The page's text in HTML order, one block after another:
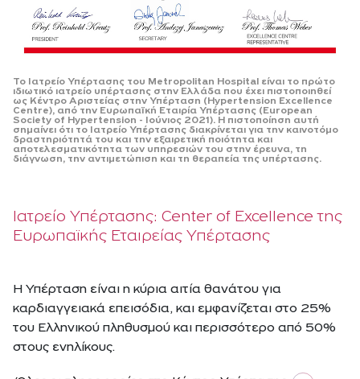
Το Ιατρείο Υπέρτασης του Metropolitan Hospital είναι το πρώτο
ιδιωτικό ιατρείο υπέρτασης στην Ελλάδα που έχει πιστοποιηθεί
ως Κέντρο Αριστείας στην Υπέρταση (Hypertension Excellence
Centre), από την Ευρωπαϊκή Εταιρία Υπέρτασης (European
Society of Hypertension - Ιούνιος 2021). Η πιστοποίηση αυτή
σημαίνει ότι το Ιατρείο Υπέρτασης διακρίνεται για την καινοτόμο
δραστηριότητά του και την εξαιρετική ποιότητα και
αποτελεσματικότητα των υπηρεσιών του στην έρευνα, τη
διάγνωση, την αντιμετώπιση και τη θεραπεία της υπέρτασης.
Ιατρείο Υπέρτασης: Center of Excellence της
Ευρωπαϊκής Εταιρείας Υπέρτασης
Η Υπέρταση είναι η κύρια αιτία θανάτου για
καρδιαγγειακά επεισόδια, και εμφανίζεται στο 25%
του Ελληνικού πληθυσμού και περισσότερο από 50%
στους ενηλίκους.